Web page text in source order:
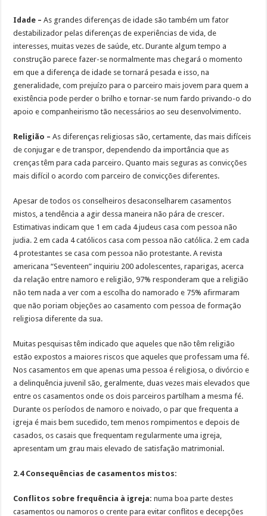
Idade – As grandes diferenças de idade são também um fator
destabilizador pelas diferenças de experiências de vida, de
interesses, muitas vezes de saúde, etc. Durante algum tempo a
construção parece fazer-se normalmente mas chegará o momento
em que a diferença de idade se tornará pesada e isso, na
generalidade, com prejuízo para o parceiro mais jovem para quem a
existência pode perder o brilho e tornar-se num fardo privando-o do
apoio e companheirismo tão necessários ao seu desenvolvimento.
Religião – As diferenças religiosas são, certamente, das mais difíceis
de conjugar e de transpor, dependendo da importância que as
crenças têm para cada parceiro. Quanto mais seguras as convicções
mais difícil o acordo com parceiro de convicções diferentes.
Apesar de todos os conselheiros desaconselharem casamentos
mistos, a tendência a agir dessa maneira não pára de crescer.
Estimativas indicam que 1 em cada 4 judeus casa com pessoa não
judia. 2 em cada 4 católicos casa com pessoa não católica. 2 em cada
4 protestantes se casa com pessoa não protestante. A revista
americana “Seventeen” inquiriu 200 adolescentes, raparigas, acerca
da relação entre namoro e religião, 97% responderam que a religião
não tem nada a ver com a escolha do namorado e 75% afirmaram
que não poriam objeções ao casamento com pessoa de formação
religiosa diferente da sua.
Muitas pesquisas têm indicado que aqueles que não têm religião
estão expostos a maiores riscos que aqueles que professam uma fé.
Nos casamentos em que apenas uma pessoa é religiosa, o divórcio e
a delinquência juvenil são, geralmente, duas vezes mais elevados que
entre os casamentos onde os dois parceiros partilham a mesma fé.
Durante os períodos de namoro e noivado, o par que frequenta a
igreja é mais bem sucedido, tem menos rompimentos e depois de
casados, os casais que frequentam regularmente uma igreja,
apresentam um grau mais elevado de satisfação matrimonial.
2.4 Consequências de casamentos mistos:
Conflitos sobre frequência à igreja: numa boa parte destes
casamentos ou namoros o crente para evitar conflitos e decepções